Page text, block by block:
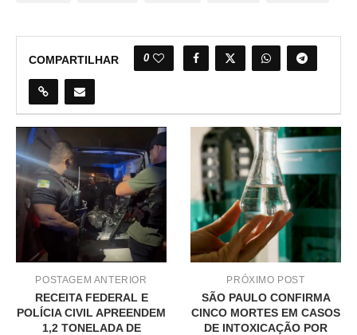
COMPARTILHAR 0
POSTAGEM ANTERIOR
RECEITA FEDERAL E
POLÍCIA CIVIL APREENDEM
1,2 TONELADA DE
PRÓXIMO POST
SÃO PAULO CONFIRMA
CINCO MORTES EM CASOS
DE INTOXICAÇÃO POR